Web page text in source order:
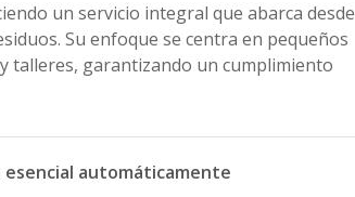
un servicio integral que abarca desde
Su enfoque se centra en pequeños
talleres, garantizando un cumplimiento
esencial automáticamente